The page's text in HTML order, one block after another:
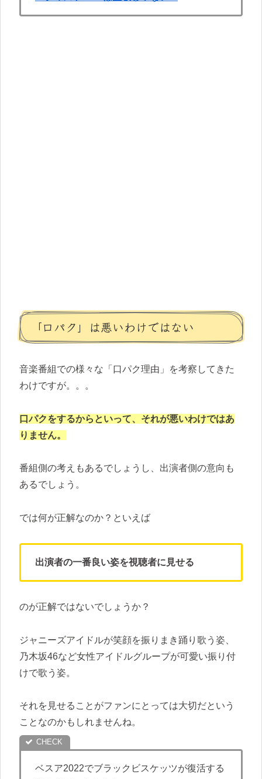
「口パク」は悪いわけではない
音楽番組での様々な「口パク理由」を考察してきた
わけですが。。。
口パクをするからといって、それが悪いわけではあ
りません。
番組側の考えもあるでしょうし、出演者側の意向も
あるでしょう。
では何が正解なのか？といえば
出演者の一番良い姿を視聴者に見せる
のが正解ではないでしょうか？
ジャニーズアイドルが笑顔を振りまき踊り歌う姿、
乃木坂46など女性アイドルグループが可愛い振り付
けで歌う姿。
それを見せることがファンにとっては大切だという
ことなのかもしれませんね。
ベスア2022でブラックビスケッツが復活する